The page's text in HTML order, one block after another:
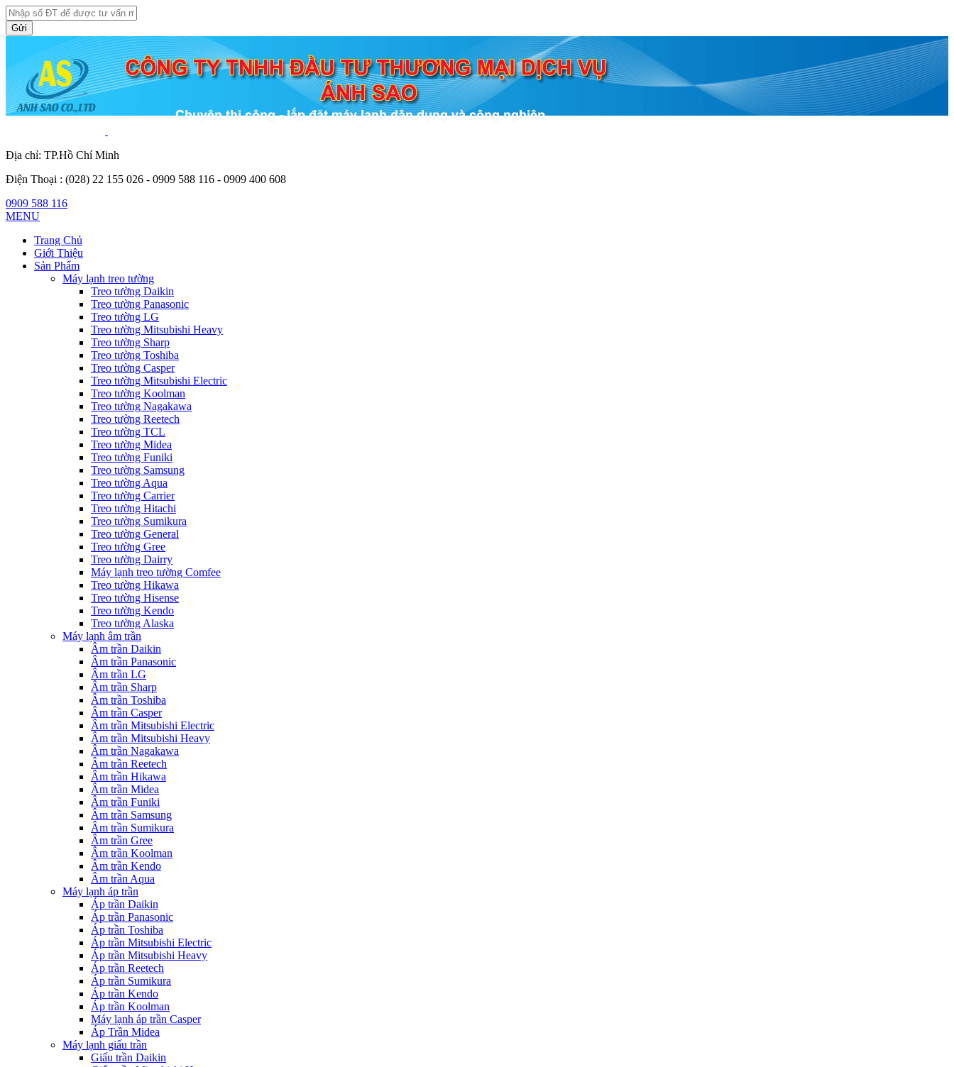
Gửi
Địa chỉ: TP.Hồ Chí Minh
Điện Thoại : (028) 22 155 026 - 0909 588 116 - 0909 400 608
0909 588 116
MENU
Trang Chủ
Giới Thiệu
Sản Phẩm
Máy lạnh treo tường
Treo tường Daikin
Treo tường Panasonic
Treo tường LG
Treo tường Mitsubishi Heavy
Treo tường Sharp
Treo tường Toshiba
Treo tường Casper
Treo tường Mitsubishi Electric
Treo tường Koolman
Treo tường Nagakawa
Treo tường Reetech
Treo tường TCL
Treo tường Midea
Treo tường Funiki
Treo tường Samsung
Treo tường Aqua
Treo tường Carrier
Treo tường Hitachi
Treo tường Sumikura
Treo tường General
Treo tường Gree
Treo tường Dairry
Máy lạnh treo tường Comfee
Treo tường Hikawa
Treo tường Hisense
Treo tường Kendo
Treo tường Alaska
Máy lạnh âm trần
Âm trần Daikin
Âm trần Panasonic
Âm trần LG
Âm trần Sharp
Âm trần Toshiba
Âm trần Casper
Âm trần Mitsubishi Electric
Âm trần Mitsubishi Heavy
Âm trần Nagakawa
Âm trần Reetech
Âm trần Hikawa
Âm trần Midea
Âm trần Funiki
Âm trần Samsung
Âm trần Sumikura
Âm trần Gree
Âm trần Koolman
Âm trần Kendo
Âm trần Aqua
Máy lạnh áp trần
Áp trần Daikin
Áp trần Panasonic
Áp trần Toshiba
Áp trần Mitsubishi Electric
Áp trần Mitsubishi Heavy
Áp trần Reetech
Áp trần Sumikura
Áp trần Kendo
Áp trần Koolman
Máy lạnh áp trần Casper
Áp Trần Midea
Máy lạnh giấu trần
Giấu trần Daikin